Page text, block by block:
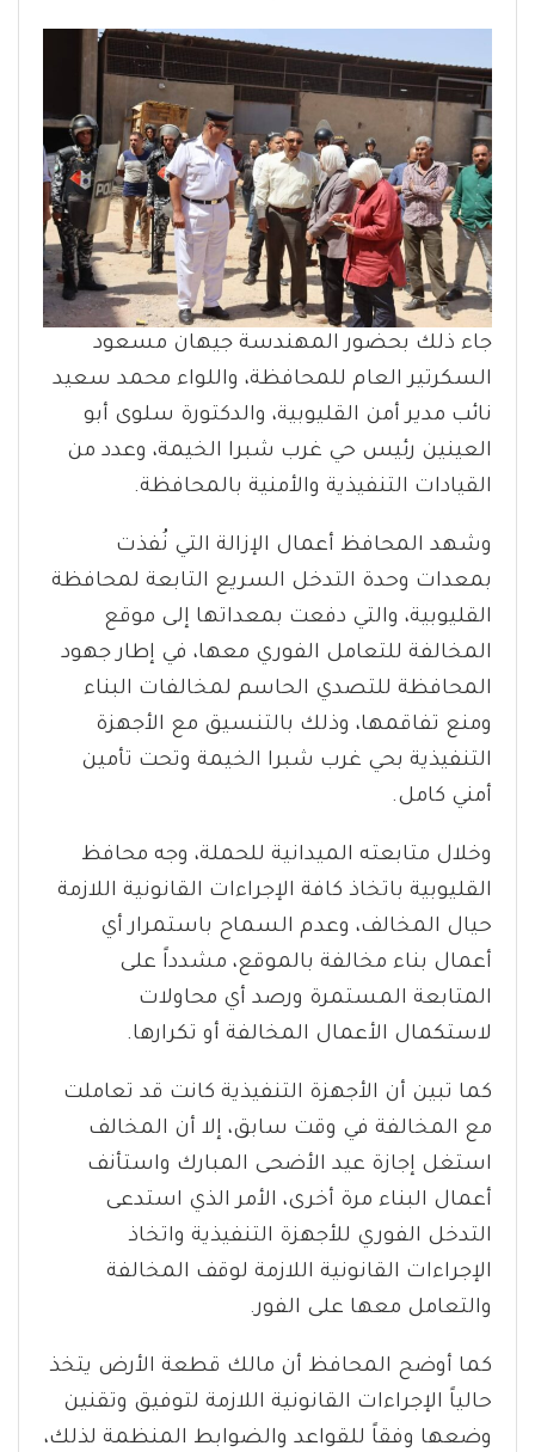
جاء ذلك بحضور المهندسة جيهان مسعود
السكرتير العام للمحافظة، واللواء محمد سعيد
نائب مدير أمن القليوبية، والدكتورة سلوى أبو
العينين رئيس حي غرب شبرا الخيمة، وعدد من
القيادات التنفيذية والأمنية بالمحافظة.
وشهد المحافظ أعمال الإزالة التي نُفذت
بمعدات وحدة التدخل السريع التابعة لمحافظة
القليوبية، والتي دفعت بمعداتها إلى موقع
المخالفة للتعامل الفوري معها، في إطار جهود
المحافظة للتصدي الحاسم لمخالفات البناء
ومنع تفاقمها، وذلك بالتنسيق مع الأجهزة
التنفيذية بحي غرب شبرا الخيمة وتحت تأمين
أمني كامل.
وخلال متابعته الميدانية للحملة، وجه محافظ
القليوبية باتخاذ كافة الإجراءات القانونية اللازمة
حيال المخالف، وعدم السماح باستمرار أي
أعمال بناء مخالفة بالموقع، مشدداً على
المتابعة المستمرة ورصد أي محاولات
لاستكمال الأعمال المخالفة أو تكرارها.
كما تبين أن الأجهزة التنفيذية كانت قد تعاملت
مع المخالفة في وقت سابق، إلا أن المخالف
استغل إجازة عيد الأضحى المبارك واستأنف
أعمال البناء مرة أخرى، الأمر الذي استدعى
التدخل الفوري للأجهزة التنفيذية واتخاذ
الإجراءات القانونية اللازمة لوقف المخالفة
والتعامل معها على الفور.
كما أوضح المحافظ أن مالك قطعة الأرض يتخذ
حالياً الإجراءات القانونية اللازمة لتوفيق وتقنين
وضعها وفقاً للقواعد والضوابط المنظمة لذلك،